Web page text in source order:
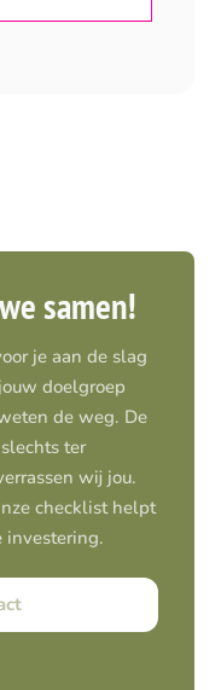
samen!
je aan de slag
doelgroep
de weg. De
ter
wij jou.
checklist helpt
investering.